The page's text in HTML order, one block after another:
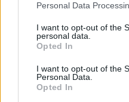
negar su consentimiento.
de su consentimiento, pero
rechazar tal procesamiento.
cualquier momento
visitando nuestra política de
Personal Data
I want to opt-out of the
personal data.
Opted In
I want to opt-out of the
Personal Data.
Opted In